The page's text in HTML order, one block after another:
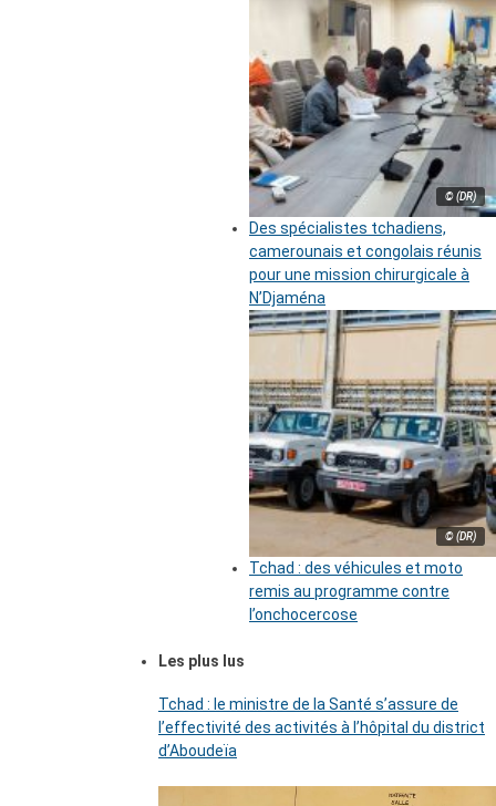
© (DR)
Des spécialistes tchadiens,
camerounais et congolais réunis
pour une mission chirurgicale à
N’Djaména
© (DR)
Tchad : des véhicules et moto
remis au programme contre
l’onchocercose
Les plus lus
Tchad : le ministre de la Santé s’assure de
l’effectivité des activités à l’hôpital du district
d’Aboudeïa